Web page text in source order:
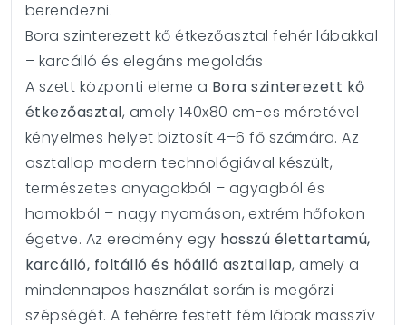
berendezni.
Bora szinterezett kő étkezőasztal fehér lábakkal
– karcálló és elegáns megoldás
A szett központi eleme a Bora szinterezett kő
étkezőasztal, amely 140x80 cm-es méretével
kényelmes helyet biztosít 4–6 fő számára. Az
asztallap modern technológiával készült,
természetes anyagokból – agyagból és
homokból – nagy nyomáson, extrém hőfokon
égetve. Az eredmény egy hosszú élettartamú,
karcálló, foltálló és hőálló asztallap, amely a
mindennapos használat során is megőrzi
szépségét. A fehérre festett fém lábak masszív